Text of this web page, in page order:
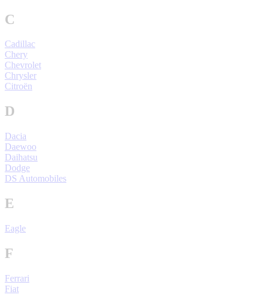
C
Cadillac
Chery
Chevrolet
Chrysler
Citroën
D
Dacia
Daewoo
Daihatsu
Dodge
DS Automobiles
E
Eagle
F
Ferrari
Fiat